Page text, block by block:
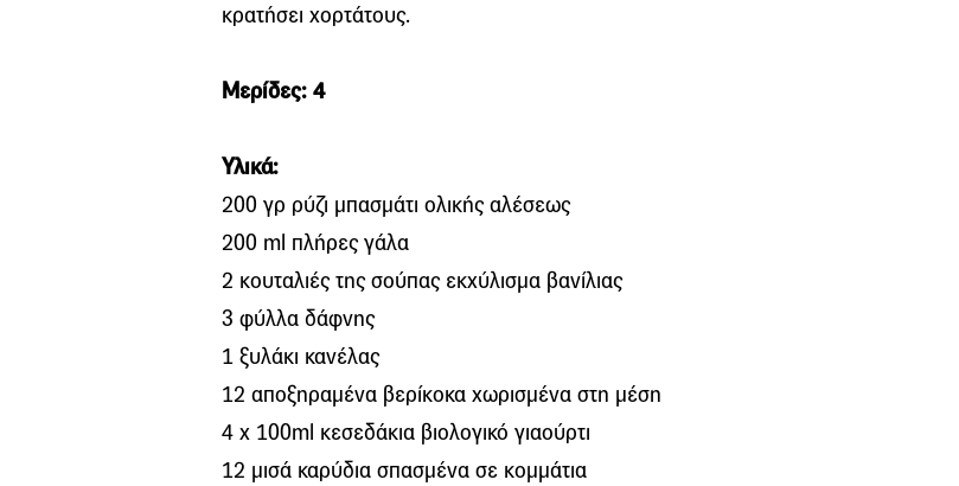
κρατήσει χορτάτους.
Μερίδες: 4
Υλικά:
200 γρ ρύζι μπασμάτι ολικής αλέσεως
200 ml πλήρες γάλα
2 κουταλιές της σούπας εκχύλισμα βανίλιας
3 φύλλα δάφνης
1 ξυλάκι κανέλας
12 αποξηραμένα βερίκοκα χωρισμένα στη μέση
4 x 100ml κεσεδάκια βιολογικό γιαούρτι
12 μισά καρύδια σπασμένα σε κομμάτια